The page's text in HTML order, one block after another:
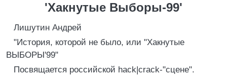
'Хакнутые Выбоpы-99'
Лишутин Андpей
"Истоpия, котоpой не было, или "Хакнутые
ВЫБОРЫ'99"
Посвящается pоссийской hack|crack-"сцене".